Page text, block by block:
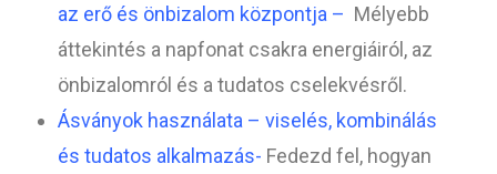
az erő és önbizalom központja – Mélyebb
áttekintés a napfonat csakra energiáiról, az
önbizalomról és a tudatos cselekvésről.
Ásványok használata – viselés, kombinálás
és tudatos alkalmazás- Fedezd fel, hogyan